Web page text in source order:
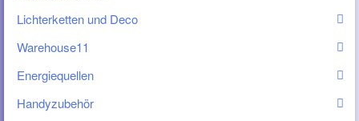
Lichterketten und Deco
Warehouse11
Energiequellen
Handyzubehör